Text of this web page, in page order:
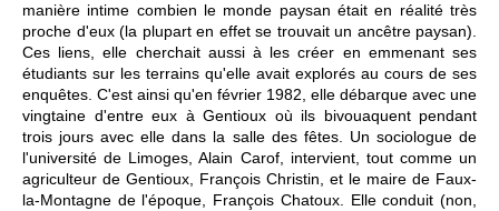
manière intime combien le monde paysan était en réalité très
proche d'eux (la plupart en effet se trouvait un ancêtre paysan).
Ces liens, elle cherchait aussi à les créer en emmenant ses
étudiants sur les terrains qu'elle avait explorés au cours de ses
enquêtes. C'est ainsi qu'en février 1982, elle débarque avec une
vingtaine d'entre eux à Gentioux où ils bivouaquent pendant
trois jours avec elle dans la salle des fêtes. Un sociologue de
l'université de Limoges, Alain Carof, intervient, tout comme un
agriculteur de Gentioux, François Christin, et le maire de Faux-
la-Montagne de l'époque, François Chatoux. Elle conduit (non,